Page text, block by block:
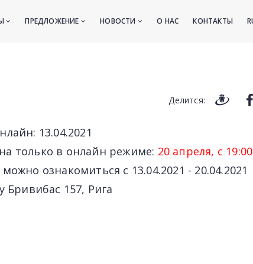
ПРЕДЛОЖЕНИЕ НОВОСТИ О НАС КОНТАКТЫ
Делится:
13.04.2021
только в онлайн режиме: 20 апреля, с 19:00
ознакомиться c 13.04.2021 - 20.04.2021
Бривибас 157, Рига